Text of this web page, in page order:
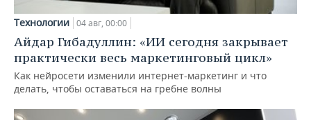
Технологии 04 авг, 00:00
Айдар Гибадуллин: «ИИ сегодня закрывает
практически весь маркетинговый цикл»
Как нейросети изменили интернет-маркетинг и что
делать, чтобы оставаться на гребне волны